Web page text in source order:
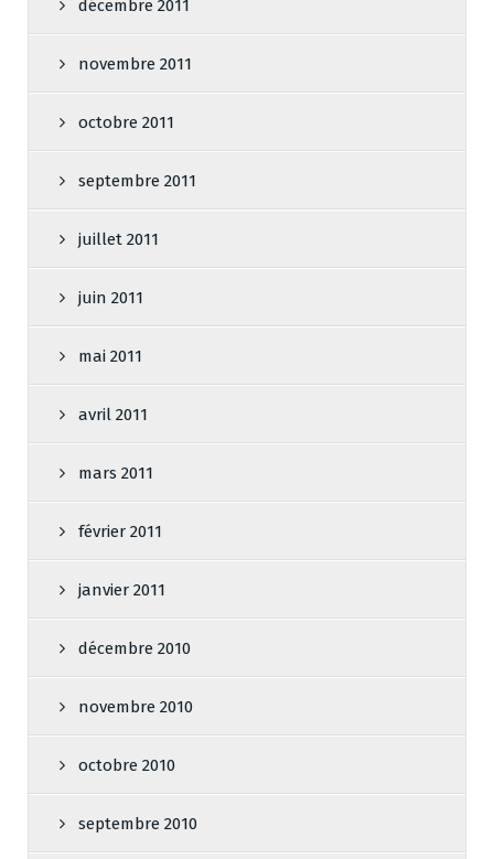
décembre 2011
novembre 2011
octobre 2011
septembre 2011
juillet 2011
juin 2011
mai 2011
avril 2011
mars 2011
février 2011
janvier 2011
décembre 2010
novembre 2010
octobre 2010
septembre 2010